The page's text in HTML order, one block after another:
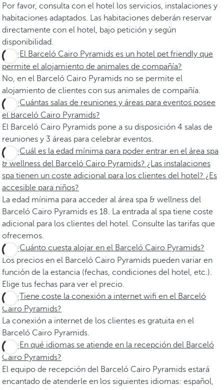
Por favor, consulta con el hotel los servicios, instalaciones y
habitaciones adaptados. Las habitaciones deberán reservar
directamente con el hotel, bajo petición y según
disponibilidad.
¿El Barceló Cairo Pyramids es un hotel pet friendly que
permite el alojamiento de animales de compañía?
No, en el Barceló Cairo Pyramids no se permite el
alojamiento de clientes con sus animales de compañía.
¿Cuántas salas de reuniones y áreas para eventos posee
el Barceló Cairo Pyramids?
El Barceló Cairo Pyramids pone a su disposición 4 salas de
reuniones y 3 áreas para celebrar eventos.
¿Cuál es la edad mínima para poder entrar en el área spa
& wellness del Barceló Cairo Pyramids? ¿Las instalaciones
spa tienen un coste adicional para los clientes del hotel? ¿Es
accesible para niños?
La edad mínima para acceder al área spa & wellness del
Barceló Cairo Pyramids es 18. La entrada al spa tiene coste
adicional para los clientes del hotel. Consulte las tarifas que
ofrecemos.
¿Cuánto cuesta alojar en el Barceló Cairo Pyramids?
Los precios en el Barceló Cairo Pyramids pueden variar en
función de la estancia (fechas, condiciones del hotel, etc.).
Elige tus fechas para ver el precio.
¿Tiene coste la conexión a internet wifi en el Barceló
Cairo Pyramids?
La conexión a internet de los clientes es gratuita en el
Barceló Cairo Pyramids.
¿En qué idiomas se atiende en la recepción del Barceló
Cairo Pyramids?
El equipo de recepción del Barceló Cairo Pyramids estará
encantado de atenderle en los siguientes idiomas: español,